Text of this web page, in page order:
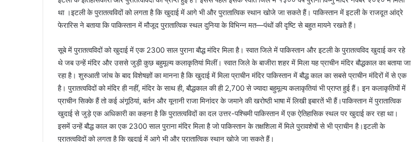
था ।इटली के पुरातत्वविदों को लगता है कि खुदाई में आगे भी और पुरातात्विक स्थान खोजे जा सकते हैं। पाकिस्तान में इटली के राजदूत आंद्रे
फेरारिस ने बताया कि पाकिस्तान में मौजूद पुरातात्विक स्थल दुनिया के विभिन्न मत—पंथों की दृष्टि से बहुत मायने रखते हैं।
सूबे में पुरातत्वविदों को खुदाई में एक 2300 साल पुराना बौद्ध मंदिर मिला है। स्वात जिले में पाकिस्तान और इटली के पुरातत्वविद खुदाई कर रहे
थे जब उन्हें मंदिर और उससे जुड़ी कुछ बहुमूल्य कलाकृतियां मिलीं। स्वात जिले के बाजीरा शहर में मिला यह प्राचीन मंदिर बौद्धकाल का बताया जा
रहा है। शुरुआती जांच के बाद विशेषज्ञों का मानना है कि खुदाई में मिला प्राचीन मंदिर पाकिस्तान में बौद्ध काल का सबसे प्राचीन मंदिरों में से एक
है। पुरातत्वविदों को मंदिर ही नहीं, मंदिर के साथ ही, बौद्धकाल की ही 2,700 से ज्यादा बहुमूल्य कलाकृतियां भी प्राप्त हुई हैं। इन कलाकृतियों में
प्राचीन सिक्के हैं तो कई अंगूठियां, बर्तन और यूनानी राजा मिनांदर के जमाने की खरोष्ठी भाषा में लिखी इबारतें भी हैं।पाकिस्तान में पुरातात्विक
खुदाई से जुड़े एक अधिकारी का कहना है कि पुरातत्वविदों का दल उत्तर-पश्चिमी पाकिस्तान में एक ऐतिहासिक स्थल पर खुदाई कर रहा था।
इसमें उन्हें बौद्ध काल का एक 2300 साल पुराना मंदिर मिला है जो पाकिस्तान के तक्षशिला में मिले पुरावशेषों से भी प्राचीन है।इटली के
पुरातत्वविदों को लगता है कि खुदाई में आगे भी और पुरातात्विक स्थान खोजे जा सकते हैं।